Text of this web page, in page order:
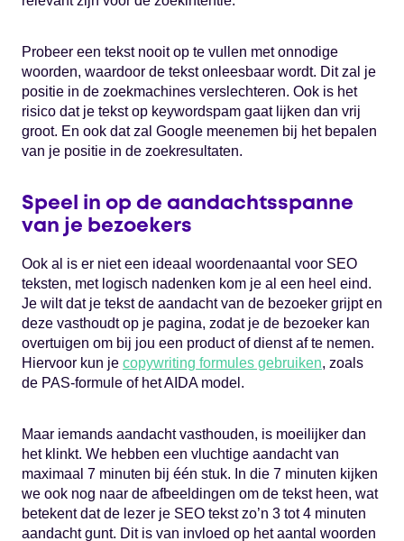
Probeer een tekst nooit op te vullen met onnodige
woorden, waardoor de tekst onleesbaar wordt. Dit zal je
positie in de zoekmachines verslechteren. Ook is het
risico dat je tekst op keywordspam gaat lijken dan vrij
groot. En ook dat zal Google meenemen bij het bepalen
van je positie in de zoekresultaten.
Speel in op de aandachtsspanne
van je bezoekers
Ook al is er niet een ideaal woordenaantal voor SEO
teksten, met logisch nadenken kom je al een heel eind.
Je wilt dat je tekst de aandacht van de bezoeker grijpt en
deze vasthoudt op je pagina, zodat je de bezoeker kan
overtuigen om bij jou een product of dienst af te nemen.
Hiervoor kun je copywriting formules gebruiken, zoals
de PAS-formule of het AIDA model.
Maar iemands aandacht vasthouden, is moeilijker dan
het klinkt. We hebben een vluchtige aandacht van
maximaal 7 minuten bij één stuk. In die 7 minuten kijken
we ook nog naar de afbeeldingen om de tekst heen, wat
betekent dat de lezer je SEO tekst zo’n 3 tot 4 minuten
aandacht gunt. Dit is van invloed op het aantal woorden